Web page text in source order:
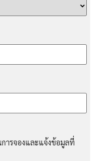
รจองและแจ้งข้อมูลที่